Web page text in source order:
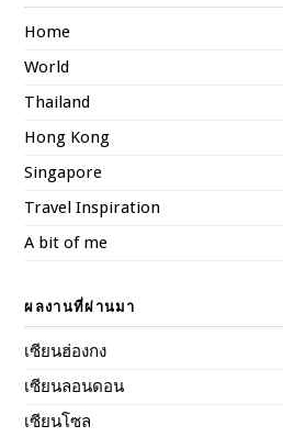
Home
World
Thailand
Hong Kong
Singapore
Travel Inspiration
A bit of me
ผลงานที่ผ่านมา
เซียนฮ่องกง
เซียนลอนดอน
เซียนโซล